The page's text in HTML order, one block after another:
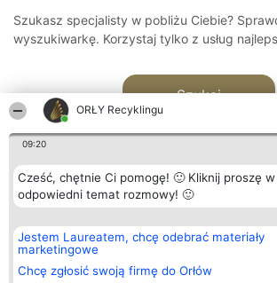
ORŁY Recyklingu
09:20
Cześć, chętnie Ci pomogę! 🙂 Kliknij proszę w
odpowiedni temat rozmowy! 🙂
Jestem Laureatem, chcę odebrać materiały
marketingowe
Chcę zgłosić swoją firmę do Orłów
Szukasz specjalisty w pobliżu Ciebie?
wyszukiwarkę. Korzystaj tylko z usług
Szukaj
Organizator plebiscytu
Bright Side Solutions sp. z o.
o. sp. k.
ul. Ruska 22
Wrocław 50-079
Plebiscyt
Laureaci
wszystkich
Laureatów